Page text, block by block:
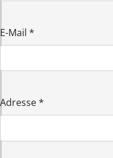
E-Mail *
Adresse*